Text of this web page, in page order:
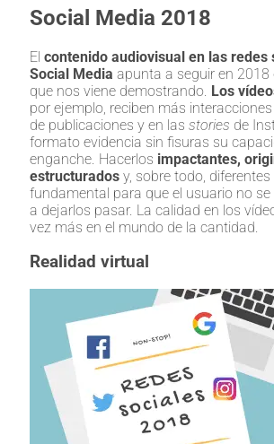
Social Media 2018
El contenido audiovisual en las redes
Social Media apunta a seguir en 2018
que nos viene demostrando. Los
por ejemplo, reciben más
de publicaciones y en las stories de
formato evidencia sin fisuras su
enganche. Hacerlos impactantes,
estructurados y, sobre todo, diferentes
fundamental para que el usuario no
a dejarlos pasar. La calidad en los
vez más en el mundo de la cantidad.
Realidad virtual